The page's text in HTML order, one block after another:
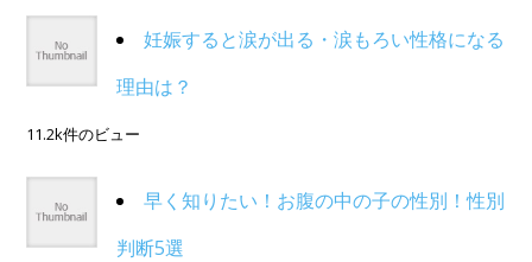
妊娠すると涙が出る・涙もろい性格になる
理由は？
11.2k件のビュー
早く知りたい！お腹の中の子の性別！性別
判断5選